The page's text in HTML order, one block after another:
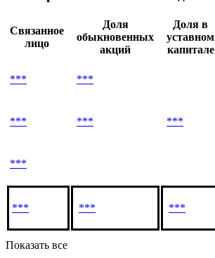
Связанное
лицо
Доля
обыкновенных
акций
Доля в
уставном
капитале
*** ***
*** *** ***
***
*** *** ***
Показать все